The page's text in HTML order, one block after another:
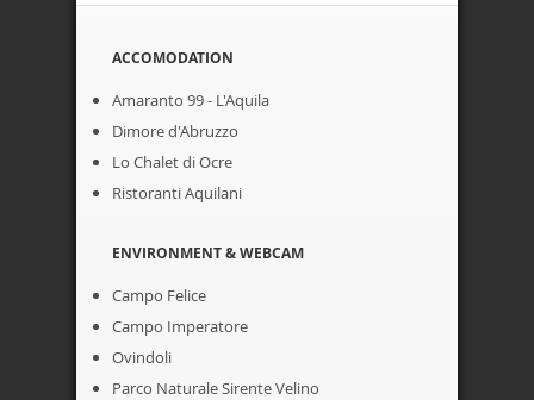
ACCOMODATION
Amaranto 99 - L'Aquila
Dimore d'Abruzzo
Lo Chalet di Ocre
Ristoranti Aquilani
ENVIRONMENT & WEBCAM
Campo Felice
Campo Imperatore
Ovindoli
Parco Naturale Sirente Velino